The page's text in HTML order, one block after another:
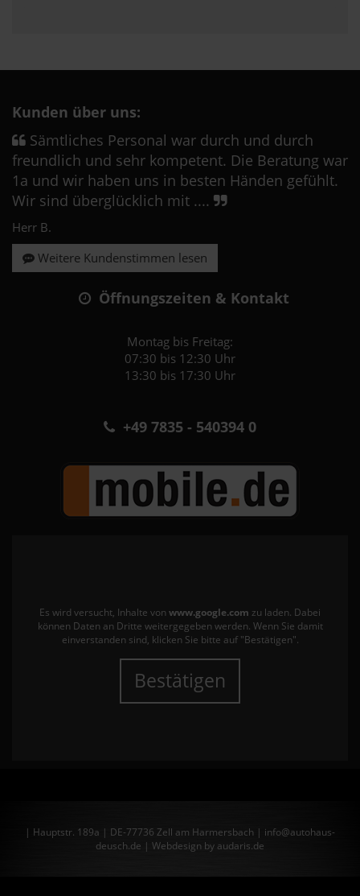
Kunden über uns:
Sämtliches Personal war durch und durch
freundlich und sehr kompetent. Die Beratung war
1a und wir haben uns in besten Händen gefühlt.
Wir sind überglücklich mit ....
Herr B.
Weitere Kundenstimmen lesen
Öffnungszeiten & Kontakt
Montag bis Freitag:
07:30 bis 12:30 Uhr
13:30 bis 17:30 Uhr
+49 7835 - 540394 0
Es wird versucht, Inhalte von www.google.com zu laden. Dabei
können Daten an Dritte weitergegeben werden. Wenn Sie damit
einverstanden sind, klicken Sie bitte auf "Bestätigen".
Bestätigen
| Hauptstr. 189a | DE-77736 Zell am Harmersbach | info@autohaus-
deusch.de | Webdesign by audaris.de